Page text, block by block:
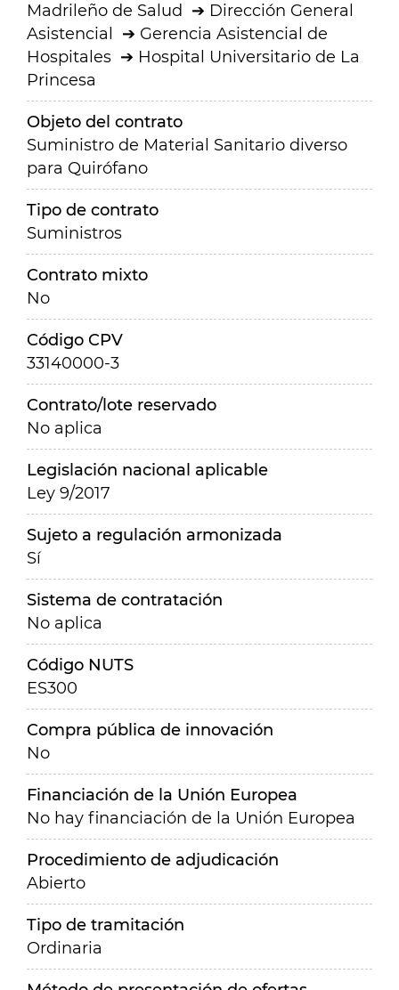
Madrileño de Salud
Dirección General
Asistencial
Gerencia Asistencial de
Hospitales
Hospital Universitario de La
Princesa
Objeto del contrato
Suministro de Material Sanitario diverso
para Quirófano
Tipo de contrato
Suministros
Contrato mixto
No
Código CPV
33140000-3
Contrato/lote reservado
No aplica
Legislación nacional aplicable
Ley 9/2017
Sujeto a regulación armonizada
Sí
Sistema de contratación
No aplica
Código NUTS
ES300
Compra pública de innovación
No
Financiación de la Unión Europea
No hay financiación de la Unión Europea
Procedimiento de adjudicación
Abierto
Tipo de tramitación
Ordinaria